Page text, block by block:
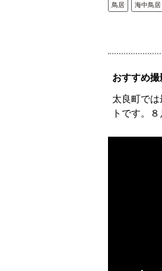
鳥居 海中鳥居
おすすめ撮
太良町で
トです。